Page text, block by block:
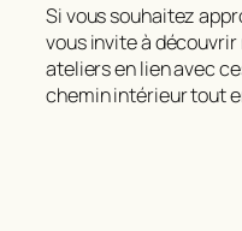
Si vous souhaitez
vous invite à
ateliers en lien avec
chemin intérieur tout